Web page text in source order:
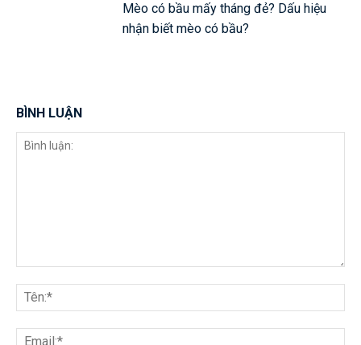
Mèo có bầu mấy tháng đẻ? Dấu hiệu
nhận biết mèo có bầu?
BÌNH LUẬN
luận: